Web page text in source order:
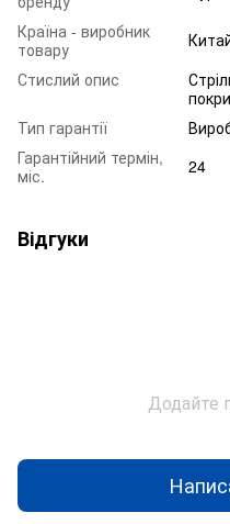
Країна - виробник
товару
Стислий опис
Тип гарантії
Гарантійний термін,
міс.
24
Відгуки
Додайте